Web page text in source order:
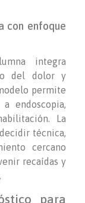
con enfoque
integra
del dolor y
permite
endoscopia,
La
técnica,
cercano
recaídas y
para